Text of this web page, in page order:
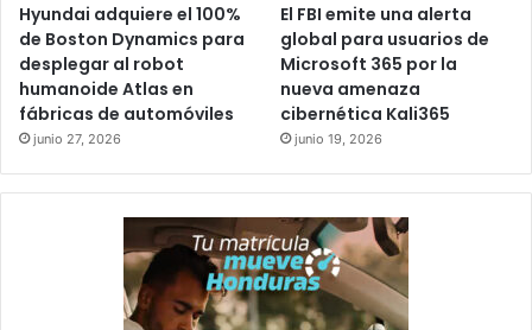
Hyundai adquiere el 100%
de Boston Dynamics para
desplegar al robot
humanoide Atlas en
fábricas de automóviles
junio 27, 2026
El FBI emite una alerta
global para usuarios de
Microsoft 365 por la
nueva amenaza
cibernética Kali365
junio 19, 2026